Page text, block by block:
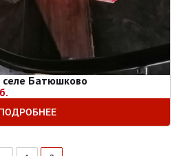
селе Батюшково